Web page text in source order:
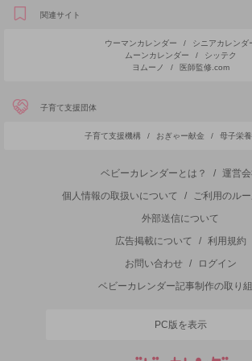
関連サイト
ウーマンカレンダー /
シニアカレンダ
ムーンカレンダー
/
シッテク
ヨムーノ
/ 医師監修.com
子育て支援団体
子育て支援機構 / おぎゃー献金 / 母子栄
ベビーカレンダーとは？ /
運営
個人情報の取扱いについて
/
ご利用のル
外部送信について
広告掲載について
/
利用規約
お問い合わせ
/
ログイン
ベビーカレンダー記事制作の取り
PC版を表示